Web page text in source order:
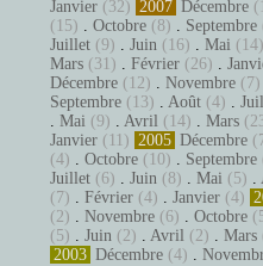
Janvier (32) 2007 Décembre
(15) . Octobre (8) . Septembre
Juillet (9) . Juin (16) . Mai (14)
Mars (31) . Février (26) .
Décembre (12) . Novembre (7)
Septembre (13) . Août (4) .
. Mai (9) . Avril (14) . Mars
Janvier (11) 2005 Décembre
(4) . Octobre (10) . Septembre
Juillet (6) . Juin (8) . Mai (5) .
(7) . Février (4) . Janvier (4)
(2) . Novembre (6) . Octobre
(5) . Juin (2) . Avril (2) . Mars
2003 Décembre (4) .